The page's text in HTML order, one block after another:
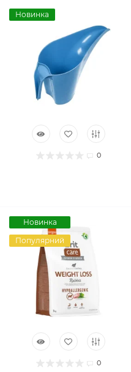
Новинка
0
Новинка
Популярний
0